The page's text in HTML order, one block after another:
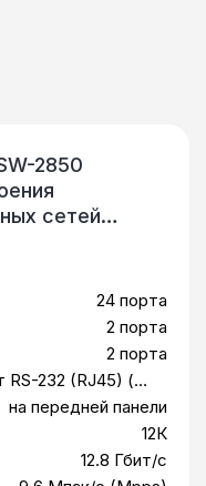
2850
сетей
множество
безопасность
и
доступа
информации.
коммутаторы
имеют
24 порта
2 порта
2 порта
RS-232 (RJ45) (на
передней панели)
на передней панели
12К
12.8 Гбит/с